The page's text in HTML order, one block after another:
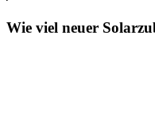
Wie viel neuer